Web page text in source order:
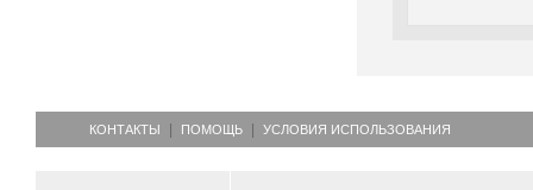
КОНТАКТЫ ПОМОЩЬ УСЛОВИЯ ИСПОЛЬЗОВАНИЯ